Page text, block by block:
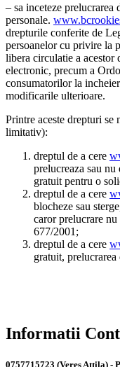
– sa inceteze prelucrarea
personale.
drepturile conferite de
persoanelor cu privire la
libera circulatie a
electronic, precum a
consumatorilor la
modificarile ulterioare.
Printre aceste drepturi se
limitativ):
dreptul de a cere
prelucreaza sau nu
gratuit pentru o
dreptul de a cere
blocheze sau
caror prelucrare
677/2001;
dreptul de a cere
gratuit, prelucrarea
Informatii
0757715723 (Veres Attila) -